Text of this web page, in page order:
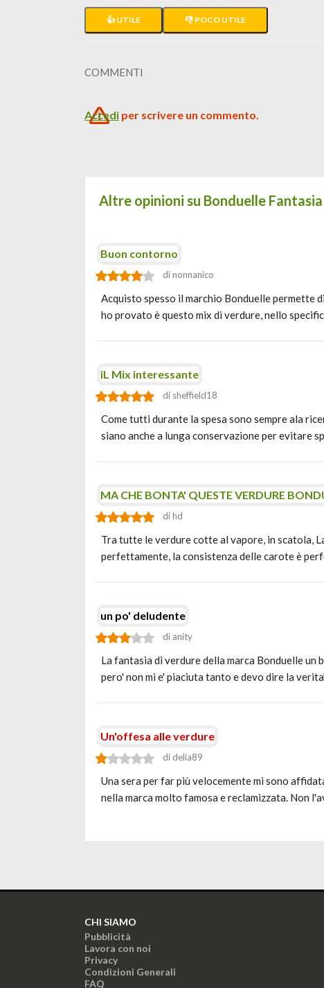
👍 UTILE 👎 POCO UTILE
COMMENTI
Accedi per scrivere un commento.
Altre opinioni su Bonduelle
Buon contorno
di nonnanico
Acquisto spesso il marchio Bonduelle permette
ho provato è questo mix di verdure, nello
iL Mix interessante
di sheffield18
Come tutti durante la spesa sono sempre ala
siano anche a lunga conservazione per evitare
MA CHE BONTA' QUESTE VERDURE
di hd
Tra tutte le verdure cotte al vapore, in scatola,
perfettamente, la consistenza delle carote è
un po' deludente
di anity
La fantasia di verdure della marca Bonduelle un
pero' non mi e' piaciuta tanto e devo dire la
Un'offesa alle verdure
di delia89
Una sera per far più velocemente mi sono
nella marca molto famosa e reclamizzata. Non
CHI SIAMO
Pubblicità
Lavora con noi
Privacy
Condizioni Generali
FAQ